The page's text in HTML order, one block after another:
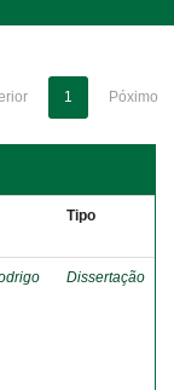
1 Póximo
Tipo
Dissertação